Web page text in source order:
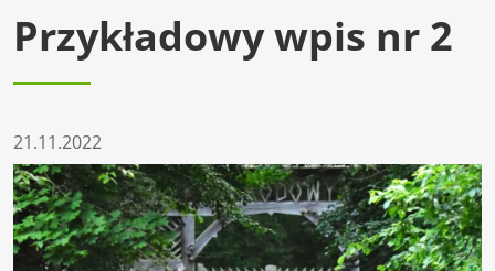
Przykładowy wpis nr 2
21.11.2022